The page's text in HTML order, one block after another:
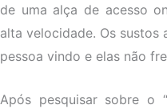
de uma alça de acesso
alta velocidade. Os sustos
pessoa vindo e elas não
Após pesquisar sobre o